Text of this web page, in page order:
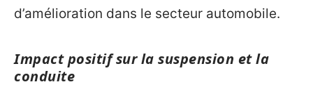
d’amélioration dans le secteur automobile.
Impact positif sur la suspension et la
conduite